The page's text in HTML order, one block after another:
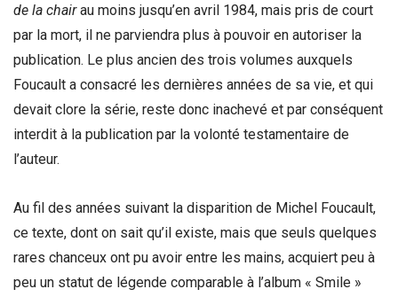
de la chairau moins jusqu’en avril 1984, mais pris de court
par la mort, il ne parviendra plus à pouvoir en autoriser la
publication. Le plus ancien des trois volumes auxquels
Foucault a consacré les dernières années de sa vie, et qui
devait clore la série, reste donc inachevé et par conséquent
interdit à la publication par la volonté testamentaire de
l’auteur.
Au fil des années suivant la disparition de Michel Foucault,
ce texte, dont on sait qu’il existe, mais que seuls quelques
rares chanceux ont pu avoir entre les mains, acquiert peu à
peu un statut de légende comparable à l’album « Smile »